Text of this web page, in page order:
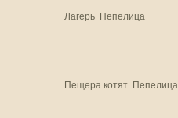
Лагерь Пепелица
Пещера котят Пепелица